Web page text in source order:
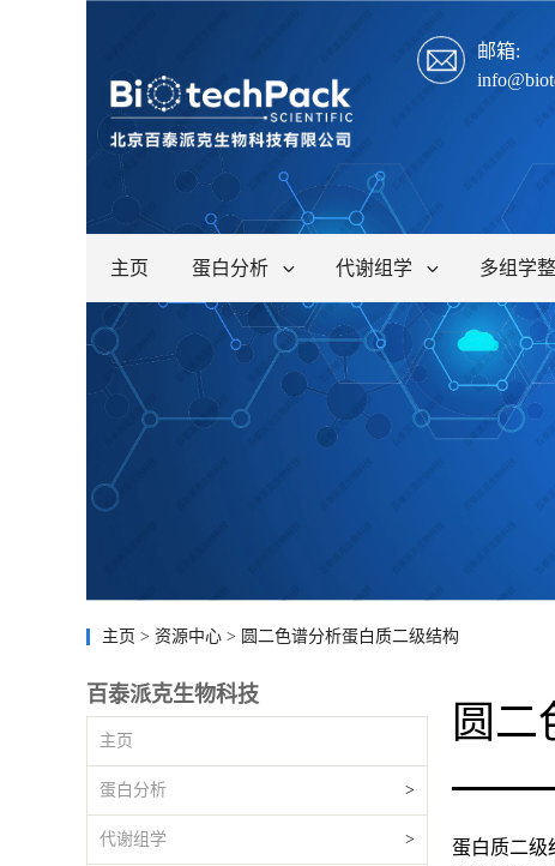
邮箱:
主页 蛋白分析 代谢组学 多组学
主页 > 资源中心 > 圆二色谱分析蛋白质二级结构
百泰派克生物科技
主页
蛋白分析 >
代谢组学 >
圆二
蛋白质二级